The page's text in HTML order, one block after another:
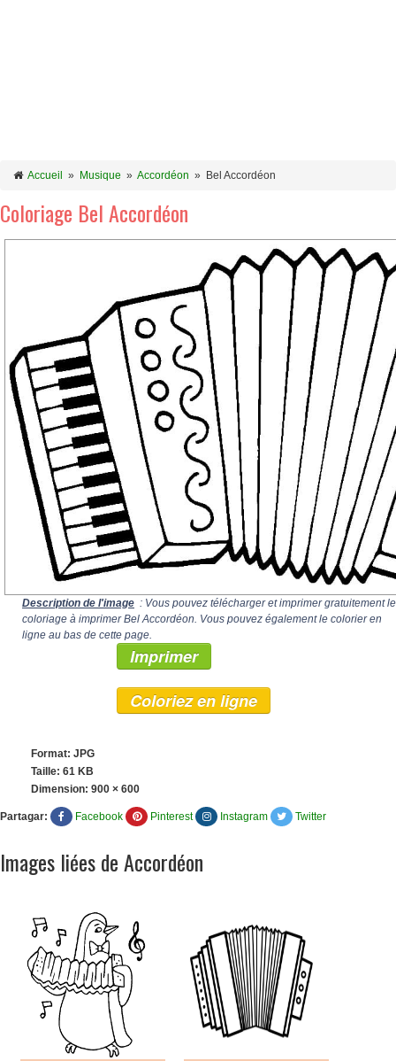
Accueil » Musique » Accordéon » Bel Accordéon
Coloriage Bel Accordéon
Description de l'image : Vous pouvez télécharger et imprimer gratuitement le
coloriage à imprimer Bel Accordéon. Vous pouvez également le colorier en
ligne au bas de cette page.
Imprimer
Coloriez en ligne
Format: JPG
Taille: 61 KB
Dimension: 900 × 600
Partagar: Facebook Pinterest Instagram Twitter
Images liées de Accordéon